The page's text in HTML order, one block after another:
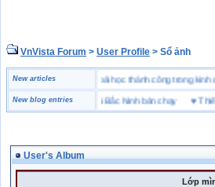
VnVista Forum > User Profile > Sổ ảnh
New articles
biệt” của Microsoft ♥4 bài học thành công trong
New blog entries
hiệu giày bảo hộ tại Bắc Ninh bán chạy♥ Thiết bị
User's Album
Lớp